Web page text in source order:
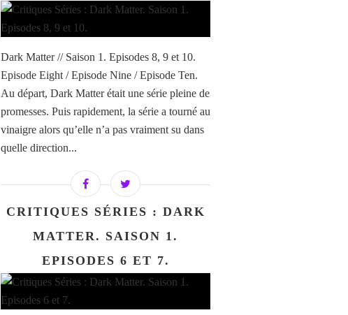
Dark Matter // Saison 1. Episodes 8, 9 et 10.
Episode Eight / Episode Nine / Episode Ten.
Au départ, Dark Matter était une série pleine de
promesses. Puis rapidement, la série a tourné au
vinaigre alors qu’elle n’a pas vraiment su dans
quelle direction...
CRITIQUES SÉRIES : DARK
MATTER. SAISON 1.
EPISODES 6 ET 7.